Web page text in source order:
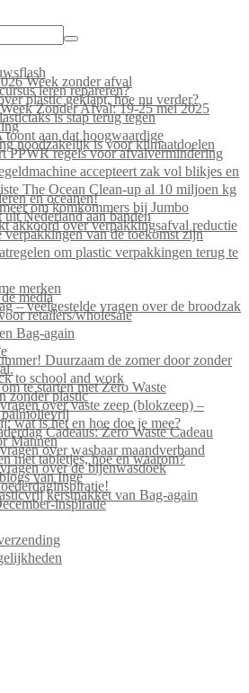
Week zonder afval
leren repareren?
plastic geklapt, hoe nu verder?
Zonder Afval: 19-25 mei 2025
is stap terug tegen
aan dat hoogwaardige
noodzakelijk is voor klimaatdoelen
PPWR regels voor afvalvermindering
accepteert zak vol blikjes en
The Ocean Clean-up al 10 miljoen kg
en oceanen!
om komkommers bij Jumbo
uit Nederland aan banden
akkoord over verpakkingsafval reductie
verpakkingen van de toekomst zijn
om plastic verpakkingen terug te
merken
media
– veelgestelde vragen over de broodzak
retailers/wholesale
Bag-again
Duurzaam de zomer door zonder
to school and work
te starten met Zero Waste
zonder plastic
over vaste zeep (blokzeep) –
palmolievrij
wat is het en hoe doe je mee?
Cadeaus: Zero Waste Cadeau
Mannen
over wasbaar maandverband
met tabletjes, hoe en waarom?
over de bijenwasdoek
van Inge
kerstpakket van Bag-again
inspiratie